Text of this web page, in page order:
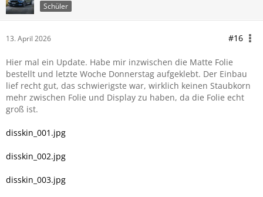
Schüler
13. April 2026 #16
Hier mal ein Update. Habe mir inzwischen die Matte Folie
bestellt und letzte Woche Donnerstag aufgeklebt. Der Einbau
lief recht gut, das schwierigste war, wirklich keinen Staubkorn
mehr zwischen Folie und Display zu haben, da die Folie echt
groß ist.
disskin_001.jpg
disskin_002.jpg
disskin_003.jpg